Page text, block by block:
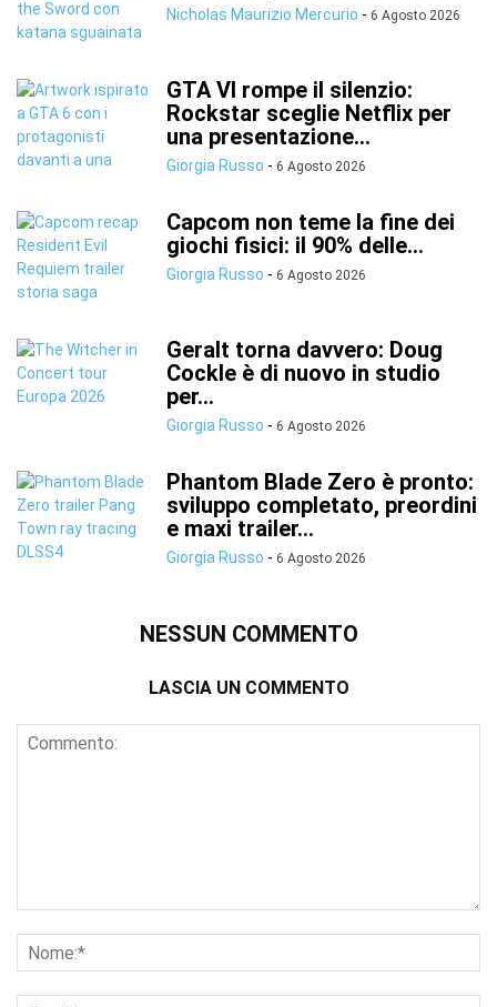
Nicholas Maurizio Mercurio - 6 Agosto 2026
GTA VI rompe il silenzio:
Rockstar sceglie Netflix per
una presentazione...
Giorgia Russo - 6 Agosto 2026
Capcom non teme la fine dei
giochi fisici: il 90% delle...
Giorgia Russo - 6 Agosto 2026
Geralt torna davvero: Doug
Cockle è di nuovo in studio
per...
Giorgia Russo - 6 Agosto 2026
Phantom Blade Zero è pronto:
sviluppo completato, preordini
e maxi trailer...
Giorgia Russo - 6 Agosto 2026
NESSUN COMMENTO
LASCIA UN COMMENTO